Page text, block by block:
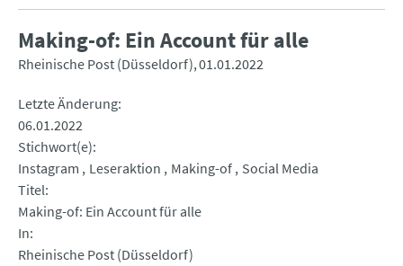
Making-of: Ein Account für alle
Rheinische Post (Düsseldorf) 01.01.2022
Letzte Änderung
06.01.2022
Stichwort(e)
Instagram
Leseraktion Making-of Social Media
Titel
Making-of: Ein Account für alle
In
Rheinische Post (Düsseldorf)